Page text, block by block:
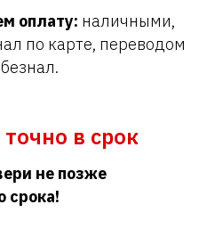
оплату: наличными,
по карте, переводом
в срок
не позже
срока!